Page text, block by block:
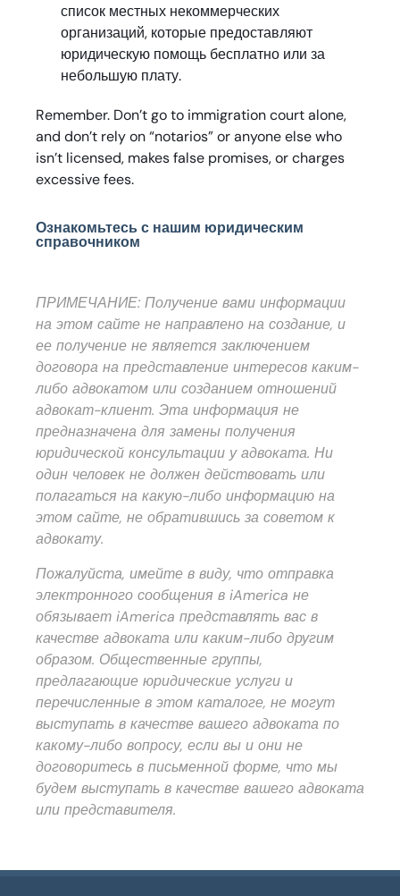
список местных некоммерческих
организаций, которые предоставляют
юридическую помощь бесплатно или за
небольшую плату.
Remember. Don’t go to immigration court alone,
and don’t rely on “notarios” or anyone else who
isn’t licensed, makes false promises, or charges
excessive fees.
Ознакомьтесь с нашим юридическим
справочником
ПРИМЕЧАНИЕ: Получение вами информации
на этом сайте не направлено на создание, и
ее получение не является заключением
договора на представление интересов каким-
либо адвокатом или созданием отношений
адвокат-клиент. Эта информация не
предназначена для замены получения
юридической консультации у адвоката. Ни
один человек не должен действовать или
полагаться на какую-либо информацию на
этом сайте, не обратившись за советом к
адвокату.
Пожалуйста, имейте в виду, что отправка
электронного сообщения в iAmerica не
обязывает iAmerica представлять вас в
качестве адвоката или каким-либо другим
образом. Общественные группы,
предлагающие юридические услуги и
перечисленные в этом каталоге, не могут
выступать в качестве вашего адвоката по
какому-либо вопросу, если вы и они не
договоритесь в письменной форме, что мы
будем выступать в качестве вашего адвоката
или представителя.